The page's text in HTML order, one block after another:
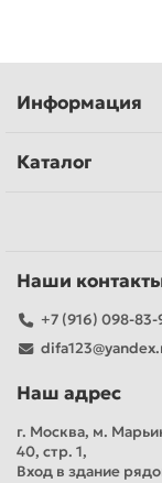
Информация
Каталог
Наши
+7 (916) 098-83-
Наш адрес
г. Москва, м.
40, стр. 1,
Вход в здание